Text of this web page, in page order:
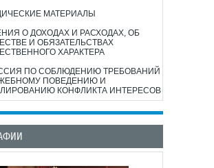
МАТЕРИАЛЫ
О ДОХОДАХ И РАСХОДАХ, ОБ
И ОБЯЗАТЕЛЬСТВАХ
ХАРАКТЕРА
ПО СОБЛЮДЕНИЮ ТРЕБОВАНИЙ
ПОВЕДЕНИЮ И
КОНФЛИКТА ИНТЕРЕСОВ